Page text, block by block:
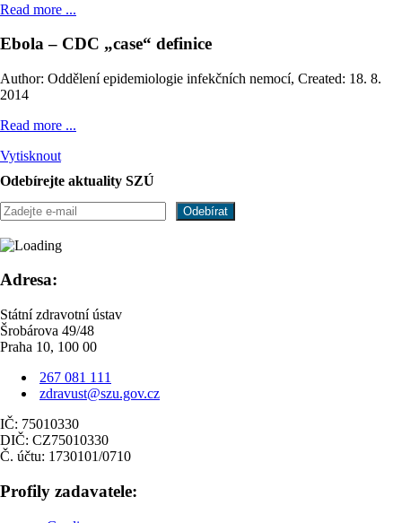
Read more ...
Ebola – CDC „case“ definice
Author: Oddělení epidemiologie infekčních nemocí, Created: 18. 8.
2014
Read more ...
Vytisknout
Odebírejte aktuality SZÚ
Adresa:
Státní zdravotní ústav
Šrobárova 49/48
Praha 10, 100 00
267 081 111
zdravust@szu.gov.cz
IČ: 75010330
DIČ: CZ75010330
Č. účtu: 1730101/0710
Profily zadavatele: